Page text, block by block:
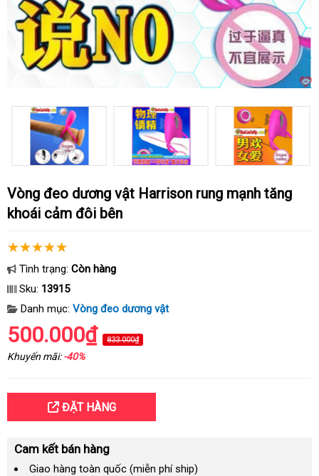
Vòng đeo dương vật Harrison rung mạnh tăng
khoái cảm đôi bên
Tình trạng: Còn hàng
Sku: 13915
Danh mục: Vòng đeo dương vật
500.000₫ 833.000₫
Khuyến mãi:-40%
ĐẶT HÀNG
Cam kết bán hàng
Giao hàng toàn quốc (miễn phí ship)